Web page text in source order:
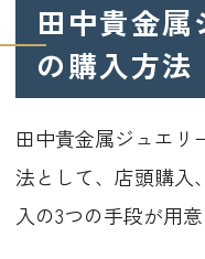
田中貴金
の購入方法
田中貴金属ジュエリ
法として、店頭購入
入の3つの手段が用